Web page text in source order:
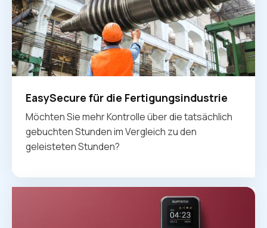
EasySecure für die Fertigungsindustrie
Möchten Sie mehr Kontrolle über die tatsächlich
gebuchten Stunden im Vergleich zu den
geleisteten Stunden?